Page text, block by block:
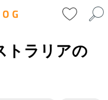
トラリアの